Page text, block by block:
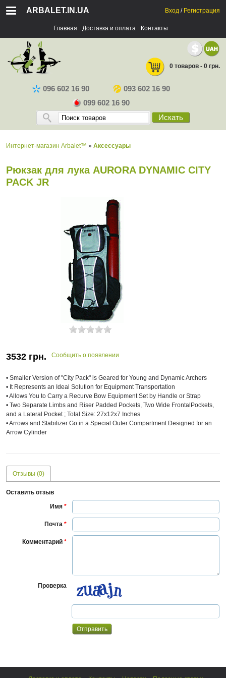
ARBALET.IN.UA
Главная Доставка и оплата Контакты
Вход / Регистрация
096 602 16 90
093 602 16 90
099 602 16 90
Искать
0 товаров - 0 грн.
Интернет-магазин Arbalet™ » Аксессуары
Рюкзак для лука AURORA DYNAMIC CITY
PACK JR
3532 грн. Сообщить о появлении
• Smaller Version of "City Pack" is Geared for Young and Dynamic Archers
• It Represents an Ideal Solution for Equipment Transportation
• Allows You to Carry a Recurve Bow Equipment Set by Handle or Strap
• Two Separate Limbs and Riser Padded Pockets, Two Wide FrontalPockets,
and a Lateral Pocket ; Total Size: 27x12x7 Inches
• Arrows and Stabilizer Go in a Special Outer Compartment Designed for an
Arrow Cylinder
Отзывы (0)
Оставить отзыв
Имя *
Почта *
Комментарий *
Проверка